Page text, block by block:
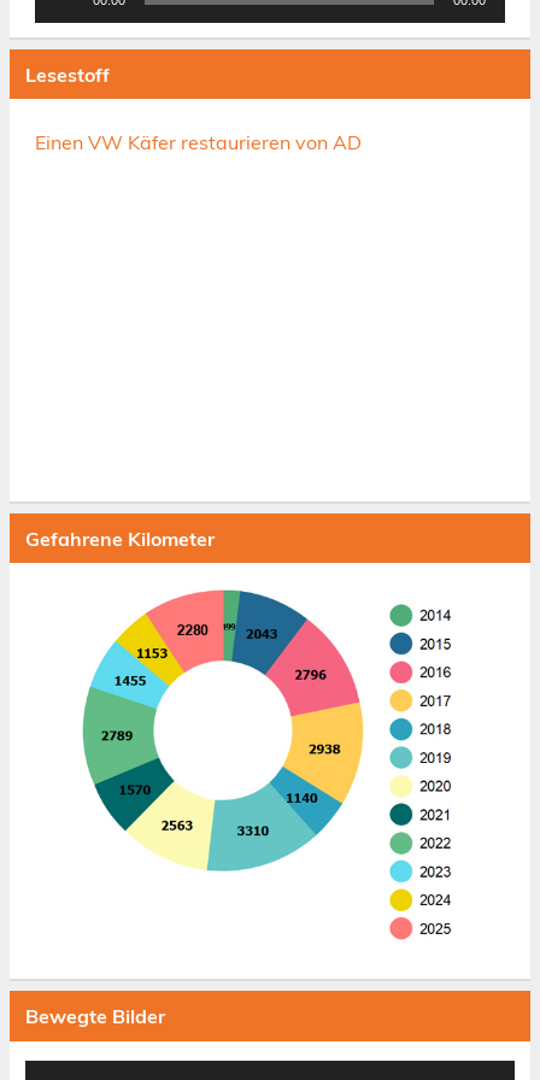
Lesestoff
Einen VW Käfer restaurieren von AD
Gefahrene Kilometer
Bewegte Bilder
Video-